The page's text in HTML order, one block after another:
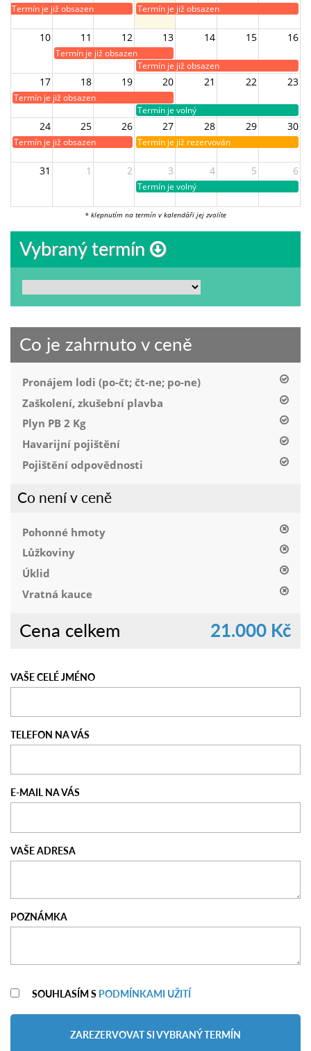
Termín je již obsazen Termín je již obsazen
10 11 12 13 14 15 16
Termín je již obsazen
Termín je již obsazen
17 18 19 20 21 22 23
Termín je již obsazen
Termín je volný
24 25 26 27 28 29 30
Termín je již obsazen Termín je již rezervován
31 1 2 3 4 5 6
Termín je volný
* klepnutím na termín v kalendáři jej zvolíte
Vybraný termín
Co je zahrnuto v ceně
Pronájem lodi (po-čt; čt-ne; po-ne)
Zaškolení, zkušební plavba
Plyn PB 2 Kg
Havarijní pojištění
Pojištění odpovědnosti
Co není v ceně
Pohonné hmoty
Lůžkoviny
Úklid
Vratná kauce
Cena celkem 21.000 Kč
VAŠE CELÉ JMÉNO
TELEFON NA VÁS
E-MAIL NA VÁS
VAŠE ADRESA
POZNÁMKA
SOUHLASÍM S PODMÍNKAMI UŽITÍ
ZAREZERVOVAT SI VYBRANÝ TERMÍN